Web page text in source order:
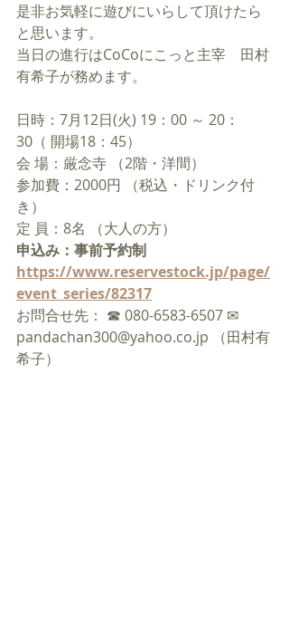
是非お気軽に遊びにいらして頂けたら
と思います。
当日の進行はCoCoにこっと主宰　田村
有希子が務めます。
日時：7月12日(火) 19：00 ～ 20：
30（ 開場18：45）
会 場：厳念寺 （2階・洋間）
参加費：2000円 （税込・ドリンク付
き）
定 員：8名 （大人の方）
申込み：事前予約制
https://www.reservestock.jp/page/
event_series/82317
お問合せ先： ☎ 080-6583-6507 ✉
pandachan300@yahoo.co.jp （田村有
希子）